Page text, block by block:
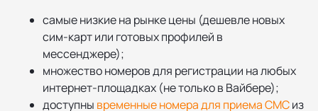
самые низкие на рынке цены (дешевле новых
сим-карт или готовых профилей в
мессенджере);
множество номеров для регистрации на любых
интернет-площадках (не только в Вайбере);
доступны временные номера для приема СМСиз